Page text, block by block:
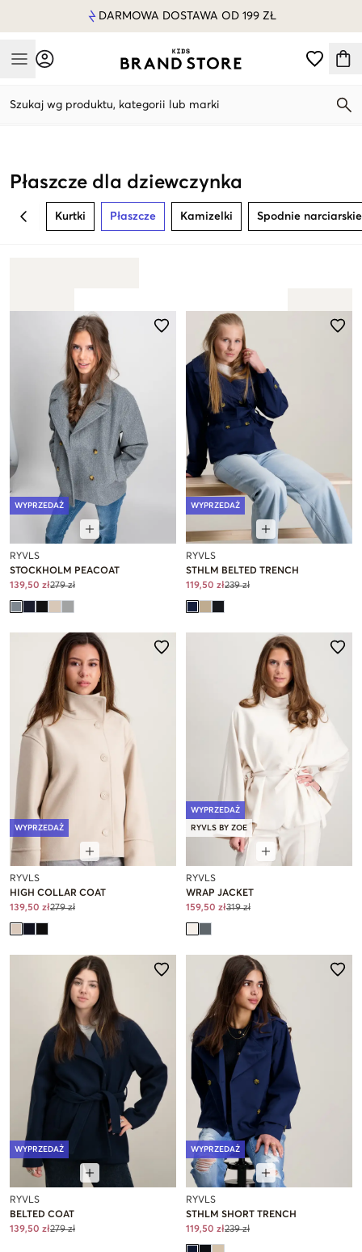
DARMOWA DOSTAWA OD 199 ZŁ
Mobile Menu
Szukaj wg produktu, kategorii lub marki
Płaszcze dla dziewczynka
BACK Kurtki Płaszcze Kamizelki Spodnie narciarskie
WYPRZEDAŻ
RYVLS
STOCKHOLM PEACOAT
139,50 zł279 zł
WYPRZEDAŻ
RYVLS
STHLM BELTED TRENCH
119,50 zł239 zł
WYPRZEDAŻ
RYVLS
HIGH COLLAR COAT
139,50 zł279 zł
WYPRZEDAŻ
RYVLS BY ZOE
RYVLS
WRAP JACKET
159,50 zł319 zł
WYPRZEDAŻ
RYVLS
BELTED COAT
139,50 zł279 zł
WYPRZEDAŻ
RYVLS
STHLM SHORT TRENCH
119,50 zł239 zł